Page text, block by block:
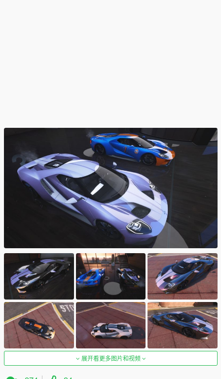
展开看更多图片和视频